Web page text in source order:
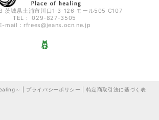
城県土浦市川口1‐3‐126 モール505 C107
TEL： 029-827-3505
mail： rfrees@jeans.ocn.ne.jp
～ | プライバシーポリシー
特定商取引法に基づく表